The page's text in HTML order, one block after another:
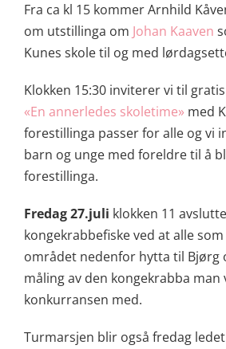
Fra ca kl 15 kommer Arnhild
om utstillinga om Johan Kaaven
Kunes skole til og med
Klokken 15:30 inviterer vi til
«En annerledes skoletime» med
forestillinga passer for alle og vi
barn og unge med foreldre til å
forestillinga.
Fredag 27.juli klokken 11
kongekrabbefiske ved at alle
området nedenfor hytta til Bjørg
måling av den kongekrabba man
konkurransen med.
Turmarsjen blir også fredag